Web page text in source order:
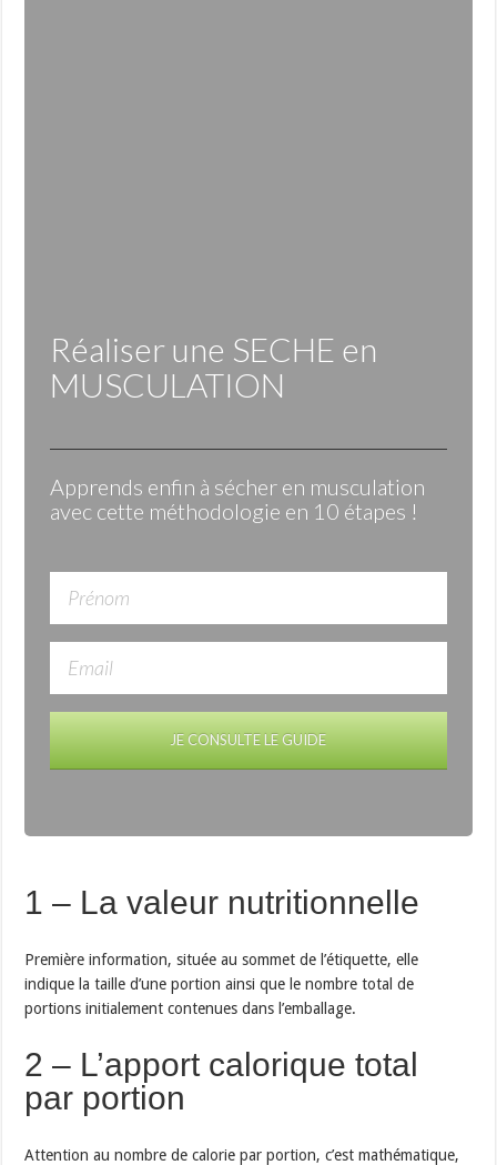
Réaliser une SECHE en
MUSCULATION
Apprends enfin à sécher en musculation
avec cette méthodologie en 10 étapes !
JE CONSULTE LE GUIDE
1 – La valeur nutritionnelle
Première information, située au sommet de l’étiquette, elle
indique la taille d’une portion ainsi que le nombre total de
portions initialement contenues dans l’emballage.
2 – L’apport calorique total
par portion
Attention au nombre de calorie par portion, c’est mathématique,